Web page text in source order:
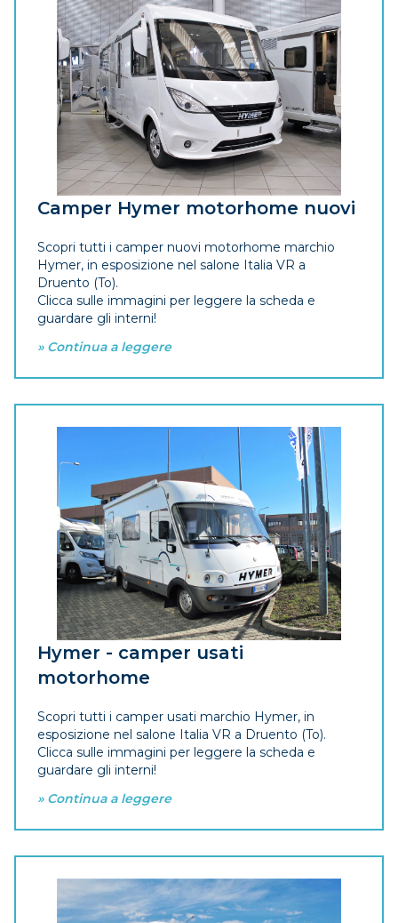
Camper Hymer motorhome nuovi
Scopri tutti i camper nuovi motorhome marchio
Hymer, in esposizione nel salone Italia VR a
Druento (To).
Clicca sulle immagini per leggere la scheda e
guardare gli interni!
» Continua a leggere
Hymer - camper usati
motorhome
Scopri tutti i camper usati marchio Hymer, in
esposizione nel salone Italia VR a Druento (To).
Clicca sulle immagini per leggere la scheda e
guardare gli interni!
» Continua a leggere